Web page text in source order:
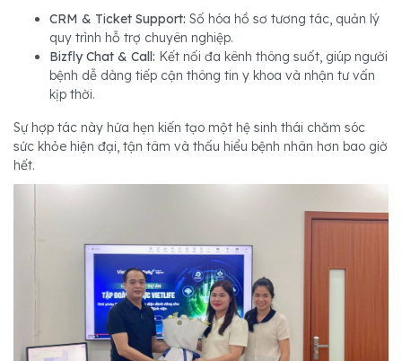
CRM & Ticket Support: Số hóa hồ sơ tương tác, quản lý
quy trình hỗ trợ chuyên nghiệp.
Bizfly Chat & Call: Kết nối đa kênh thông suốt, giúp người
bệnh dễ dàng tiếp cận thông tin y khoa và nhận tư vấn
kịp thời.
Sự hợp tác này hứa hẹn kiến tạo một hệ sinh thái chăm sóc
sức khỏe hiện đại, tận tâm và thấu hiểu bệnh nhân hơn bao giờ
hết.